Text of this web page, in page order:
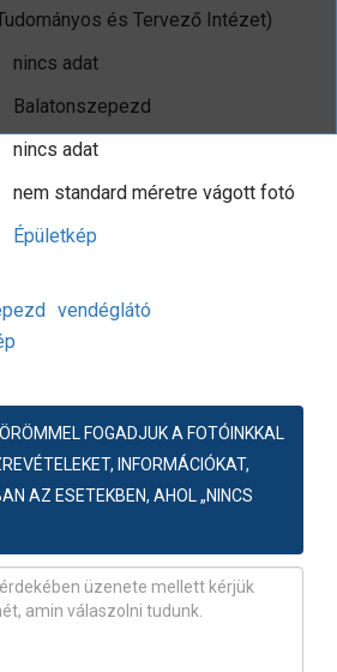
és Tervező Intézet)
nincs adat
Balatonszepezd
nincs adat
nem standard méretre vágott fotó
Épületkép
vendéglátó
FOGADJUK A FOTÓINKKAL
INFORMÁCIÓKAT,
AZ ESETEKBEN, AHOL „NINCS